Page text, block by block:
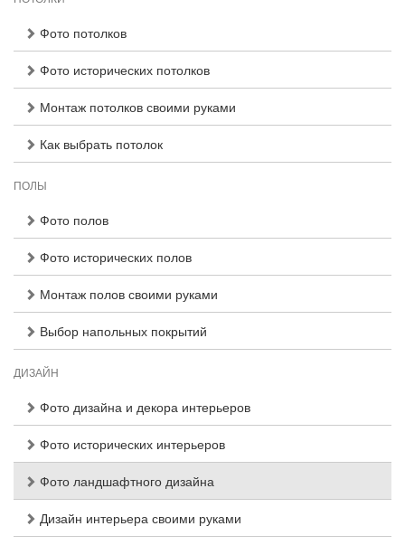
Фото потолков
Фото исторических потолков
Монтаж потолков своими руками
Как выбрать потолок
ПОЛЫ
Фото полов
Фото исторических полов
Монтаж полов своими руками
Выбор напольных покрытий
ДИЗАЙН
Фото дизайна и декора интерьеров
Фото исторических интерьеров
Фото ландшафтного дизайна
Дизайн интерьера своими руками